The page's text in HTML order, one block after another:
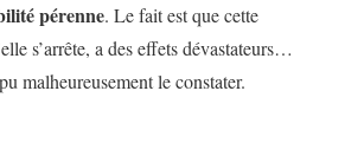
pérenne. Le fait est que cette
s’arrête, a des effets dévastateurs…
malheureusement le constater.